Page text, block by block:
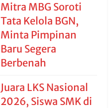
Mitra MBG Soroti
Tata Kelola BGN,
Minta Pimpinan
Baru Segera
Berbenah
Juara LKS Nasional
2026, Siswa SMK di